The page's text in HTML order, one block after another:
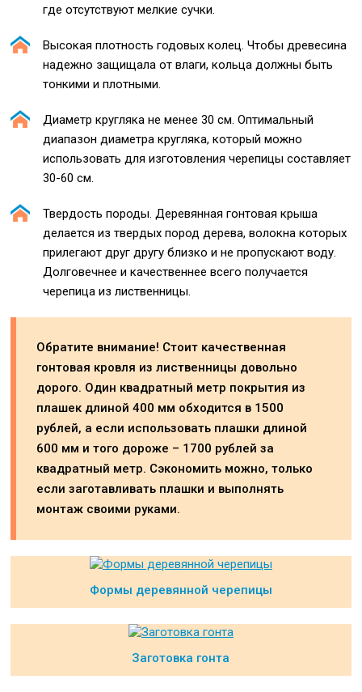
где отсутствуют мелкие сучки.
Высокая плотность годовых колец. Чтобы древесина
надежно защищала от влаги, кольца должны быть
тонкими и плотными.
Диаметр кругляка не менее 30 см. Оптимальный
диапазон диаметра кругляка, который можно
использовать для изготовления черепицы составляет
30-60 см.
Твердость породы. Деревянная гонтовая крыша
делается из твердых пород дерева, волокна которых
прилегают друг другу близко и не пропускают воду.
Долговечнее и качественнее всего получается
черепица из лиственницы.
Обратите внимание! Стоит качественная
гонтовая кровля из лиственницы довольно
дорого. Один квадратный метр покрытия из
плашек длиной 400 мм обходится в 1500
рублей, а если использовать плашки длиной
600 мм и того дороже – 1700 рублей за
квадратный метр. Сэкономить можно, только
если заготавливать плашки и выполнять
монтаж своими руками.
Формы деревянной черепицы
Заготовка гонта